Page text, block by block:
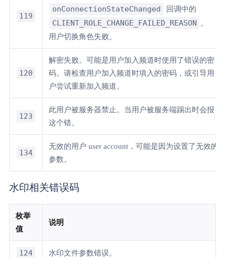
119
onConnectionStateChanged 回调中的
CLIENT_ROLE_CHANGE_FAILED_REASON
。
用户切换角色失败。
120
解密失败。可能是用户加入频道时使用了错误的密
码。请检查用户加入频道时填入的密码，或引导用
户尝试重新加入频道。
123
此用户被服务器禁止。当用户被服务端踢出时会报
这个错。
134
无效的用户 user account，可能是因为设置了无效的
参数。
水印相关错误码
枚举
值
说明
124 水印文件参数错误。